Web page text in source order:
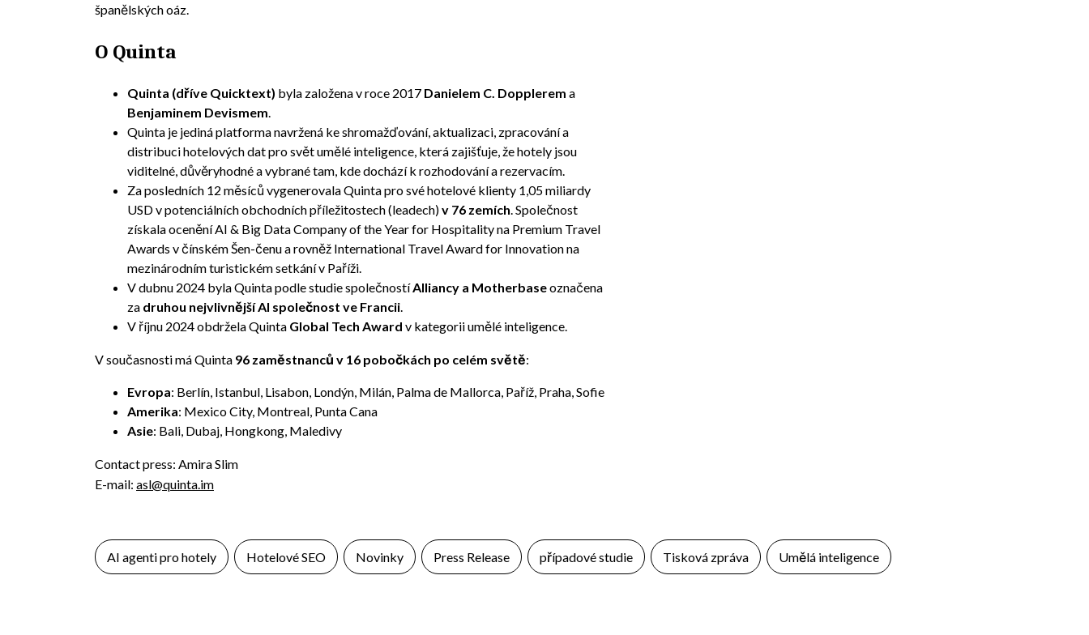
španělských oáz.
O Quinta
Quinta (dříve Quicktext) byla založena v roce 2017 Danielem C. Dopplerem a
Benjaminem Devismem.
Quinta je jediná platforma navržená ke shromažďování, aktualizaci, zpracování a
distribuci hotelových dat pro svět umělé inteligence, která zajišťuje, že hotely jsou
viditelné, důvěryhodné a vybrané tam, kde dochází k rozhodování a rezervacím.
Za posledních 12 měsíců vygenerovala Quinta pro své hotelové klienty 1,05 miliardy
USD v potenciálních obchodních příležitostech (leadech)v 76 zemích. Společnost
získala ocenění AI & Big Data Company of the Year for Hospitality na Premium Travel
Awards v čínském Šen-čenu a rovněž International Travel Award for Innovation na
mezinárodním turistickém setkání v Paříži.
V dubnu 2024 byla Quinta podle studie společnostíAlliancy a Motherbaseoznačena
za druhou nejvlivnější AI společnost ve Francii.
V říjnu 2024 obdržela Quinta Global Tech Award v kategorii umělé inteligence.
V současnosti má Quinta 96 zaměstnanců v 16 pobočkách po celém světě:
Evropa: Berlín, Istanbul, Lisabon, Londýn, Milán, Palma de Mallorca, Paříž, Praha, Sofie
Amerika: Mexico City, Montreal, Punta Cana
Asie: Bali, Dubaj, Hongkong, Maledivy
Contact press: Amira Slim
E-mail: asl@quinta.im
AI agenti pro hotely Hotelové SEO Novinky Press Release případové studie Tisková zpráva Umělá inteligence